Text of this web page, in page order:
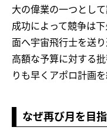
大の偉業の一つとし
成功によって競争は
面へ宇宙飛行士を送
高額な予算に対する
りも早くアポロ計画
なぜ再び月を目